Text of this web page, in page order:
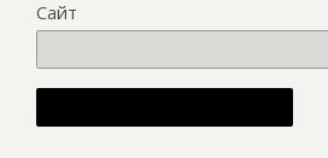
Сайт